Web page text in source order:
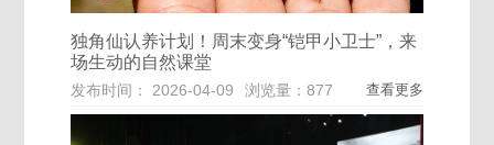
独角仙认养计划！周末变身“铠甲小卫士”，来
场生动的自然课堂
发布时间： 2026-04-09 浏览量：877 查看更多